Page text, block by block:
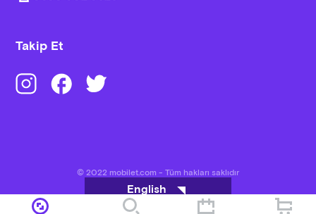
Takip Et
© 2022 mobilet.com - Tüm hakları saklıdır
English